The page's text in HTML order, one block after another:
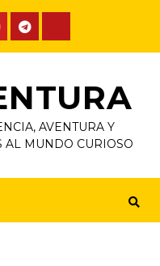
AVENTURA Y
AL MUNDO CURIOSO